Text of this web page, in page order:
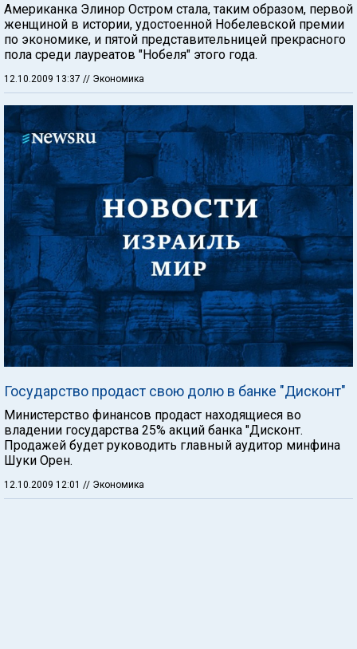
Американка Элинор Остром стала, таким образом, первой
женщиной в истории, удостоенной Нобелевской премии
по экономике, и пятой представительницей прекрасного
пола среди лауреатов "Нобеля" этого года.
12.10.2009 13:37 // Экономика
Государство продаст свою долю в банке "Дисконт"
Министерство финансов продаст находящиеся во
владении государства 25% акций банка "Дисконт.
Продажей будет руководить главный аудитор минфина
Шуки Орен.
12.10.2009 12:01 // Экономика